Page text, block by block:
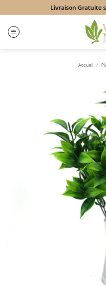
au
Livraison Gratuite
Accueil /